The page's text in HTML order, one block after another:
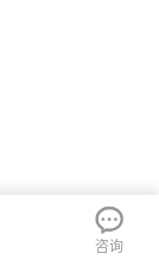
咨询